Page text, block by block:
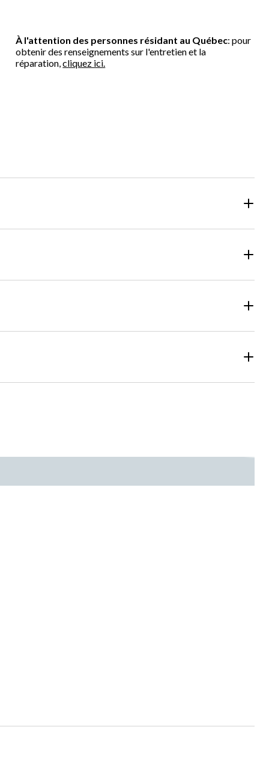
À l'attention des personnes résidant au Québec: pour
obtenir des renseignements sur l'entretien et la
réparation,cliquez ici.